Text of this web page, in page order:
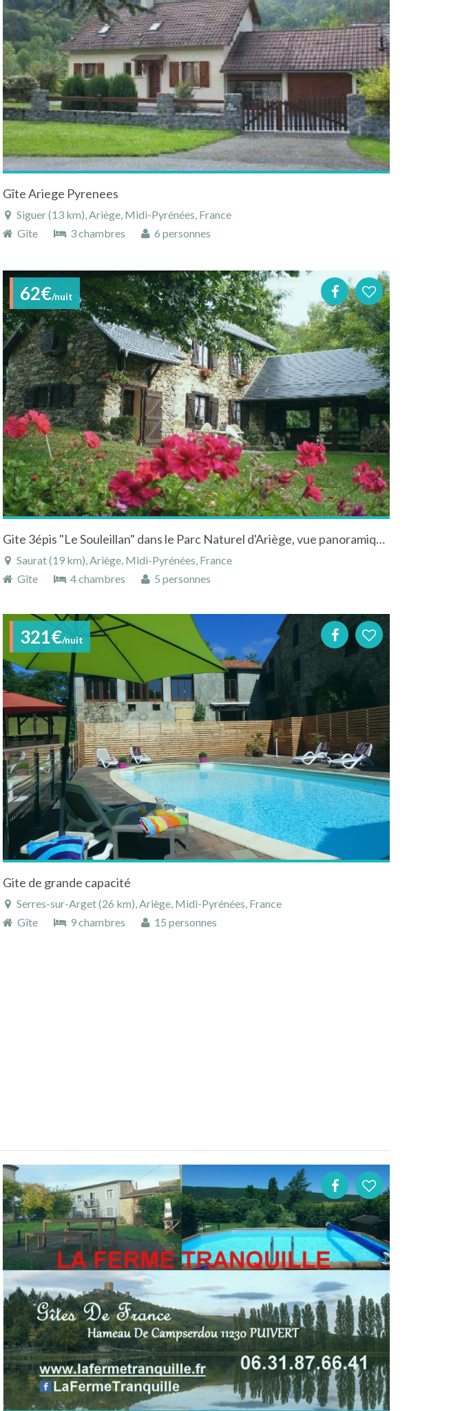
Gîte Ariege Pyrenees
Siguer (13 km), Ariège, Midi-Pyrénées, France
Gîte
3 chambres 6 personnes
62€/nuit
Gite 3épis "Le Souleillan" dans le Parc Naturel d'Ariège, vue panoramique., balade au départ du gite.
Saurat (19 km), Ariège, Midi-Pyrénées, France
Gîte
4 chambres 5 personnes
321€/nuit
Gite de grande capacité
Serres-sur-Arget (26 km), Ariège, Midi-Pyrénées, France
Gîte
9 chambres 15 personnes